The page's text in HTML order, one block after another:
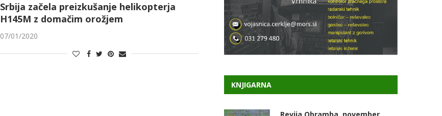
Srbija začela preizkušanje helikopterja
H145M z domačim orožjem
07/01/2020
KNJIGARNA